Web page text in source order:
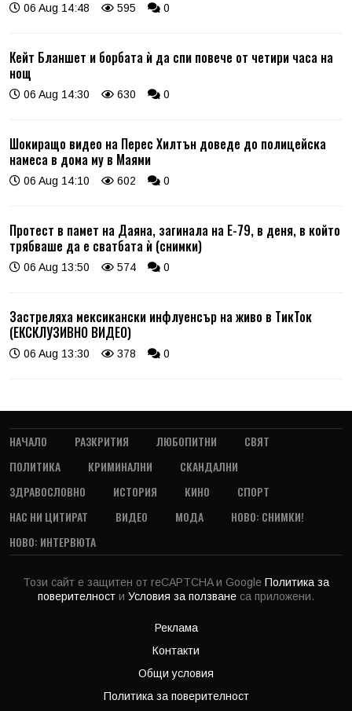
06 Aug 14:48 595 0
Кейт Бланшет и борбата ѝ да спи повече от четири часа на
нощ
06 Aug 14:30 630 0
Шокиращо видео на Перес Хилтън доведе до полицейска
намеса в дома му в Маями
06 Aug 14:10 602 0
Протест в памет на Даяна, загинала на Е-79, в деня, в който
трябваше да е сватбата ѝ (снимки)
06 Aug 13:50 574 0
Застреляха мексикански инфлуенсър на живо в ТикТок
(ЕКСКЛУЗИВНО ВИДЕО)
06 Aug 13:30 378 0
НАЧАЛО РАЗКРИТИЯ ЛЮБОПИТНИ
СВЯТ
ПОЛИТИКА
КРИМИНАЛНИ
СКАНДАЛНИ
ЗДРАВОСЛОВНО
ИСТОРИЯ КИНО
СПОРТ
НАС НИ ЦИТИРАТ
ВИДЕО МОДА
НОВО: СНИМКИ!
НОВО: ИНТЕРВЮТА
Този сайт е защитен от reCAPTCHA и Google Политика за
поверителност и Условия за ползване са приложени.
Реклама
Контакти
Общи условия
Политика за поверителност